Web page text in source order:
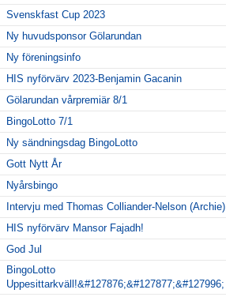
Svenskfast Cup 2023
Ny huvudsponsor Gölarundan
Ny föreningsinfo
HIS nyförvärv 2023-Benjamin Gacanin
Gölarundan vårpremiär 8/1
BingoLotto 7/1
Ny sändningsdag BingoLotto
Gott Nytt År
Nyårsbingo
Intervju med Thomas Colliander-Nelson (Archie)
HIS nyförvärv Mansor Fajadh!
God Jul
BingoLotto
Uppesittarkväll!&#127876;&#127877;&#127996;